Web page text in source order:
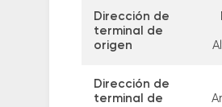
Dirección de
terminal de
origen
Dirección de
terminal de